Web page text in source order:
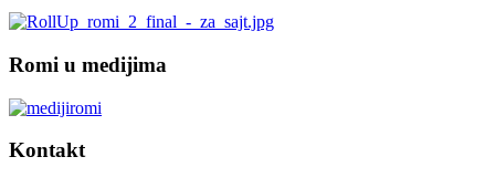
Romi u medijima
Kontakt